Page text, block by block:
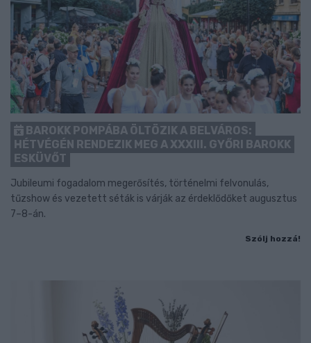
BAROKK POMPÁBA ÖLTÖZIK A BELVÁROS:
HÉTVÉGÉN RENDEZIK MEG A XXXIII. GYŐRI BAROKK
ESKÜVŐT
Jubileumi fogadalom megerősítés, történelmi felvonulás,
tűzshow és vezetett séták is várják az érdeklődőket augusztus
7–8-án.
Szólj hozzá!